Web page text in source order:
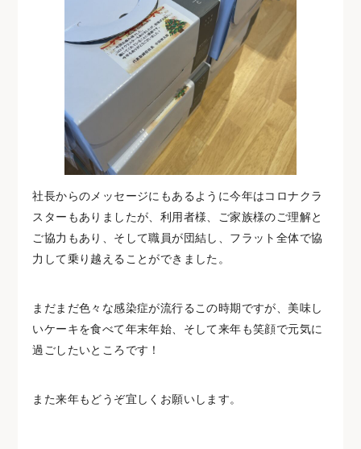
社長からのメッセージにもあるように今年はコロナクラ
スターもありましたが、利用者様、ご家族様のご理解と
ご協力もあり、そして職員が団結し、フラット全体で協
力して乗り越えることができました。
まだまだ色々な感染症が流行るこの時期ですが、美味し
いケーキを食べて年末年始、そして来年も笑顔で元気に
過ごしたいところです！
また来年もどうぞ宜しくお願いします。